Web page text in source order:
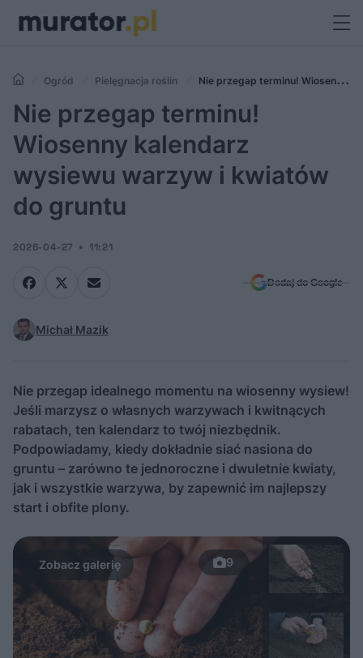
Ogród Pielęgnacja roślin
Nie przegap terminu! Wiosenny
kalendarz wysiewu warzyw i kwiatów do gruntu
Nie przegap terminu!
Wiosenny kalendarz
wysiewu warzyw i kwiatów
do gruntu
2026-04-27 11:21
Dodaj do Google
Michał Mazik
Nie przegap idealnego momentu na wiosenny wysiew!
Jeśli marzysz o własnych warzywach i kwitnących
rabatach, ten kalendarz to twój niezbędnik.
Podpowiadamy, kiedy dokładnie siać nasiona do
gruntu – zarówno te jednoroczne i dwuletnie kwiaty,
jak i wszystkie warzywa, by zapewnić im najlepszy
start i obfite plony.
9